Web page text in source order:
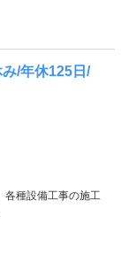
/年休125日/
各種設備工事の施工